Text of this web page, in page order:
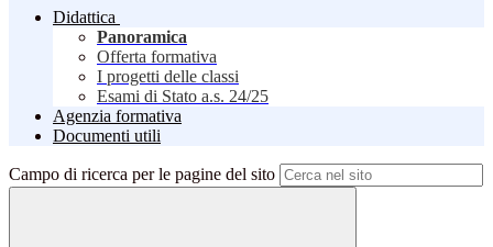
Didattica
Panoramica
Offerta formativa
I progetti delle classi
Esami di Stato a.s. 24/25
Agenzia formativa
Documenti utili
Campo di ricerca per le pagine del sito